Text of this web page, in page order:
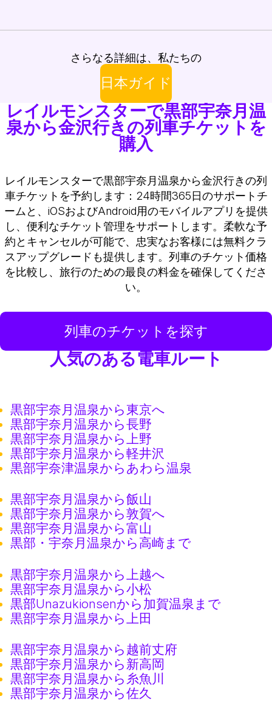
さらなる詳細は、私たちの
日本ガイド
レイルモンスターで黒部宇奈月温
泉から金沢行きの列車チケットを
購入
レイルモンスターで黒部宇奈月温泉から金沢行きの列
車チケットを予約します：24時間365日のサポートチ
ームと、iOSおよびAndroid用のモバイルアプリを提供
し、便利なチケット管理をサポートします。柔軟な予
約とキャンセルが可能で、忠実なお客様には無料クラ
スアップグレードも提供します。列車のチケット価格
を比較し、旅行のための最良の料金を確保してくださ
い。
列車のチケットを探す
人気のある電車ルート
黒部宇奈月温泉から東京へ
黒部宇奈月温泉から長野
黒部宇奈月温泉から上野
黒部宇奈月温泉から軽井沢
黒部宇奈津温泉からあわら温泉
黒部宇奈月温泉から飯山
黒部宇奈月温泉から敦賀へ
黒部宇奈月温泉から富山
黒部・宇奈月温泉から高崎まで
黒部宇奈月温泉から上越へ
黒部宇奈月温泉から小松
黒部Unazukionsenから加賀温泉まで
黒部宇奈月温泉から上田
黒部宇奈月温泉から越前丈府
黒部宇奈月温泉から新高岡
黒部宇奈月温泉から糸魚川
黒部宇奈月温泉から佐久